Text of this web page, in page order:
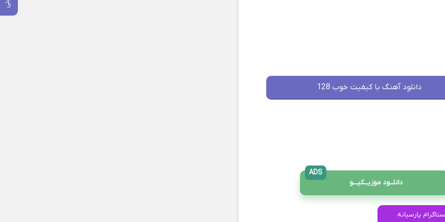
دانلود آهنگ با کیفیت خوب 128
دانلــود موزیــکیـــو
ADS
پارسیانه